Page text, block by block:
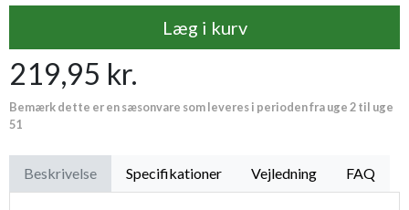
Læg i kurv
219,95 kr.
Bemærk dette er en sæsonvare som leveres i perioden fra uge 2 til uge
51
Beskrivelse Specifikationer Vejledning FAQ